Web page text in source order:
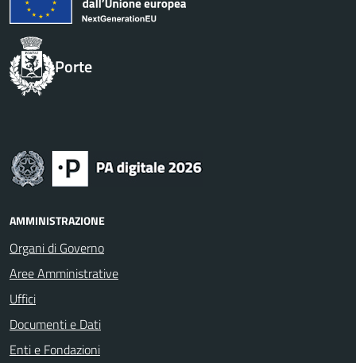
Porte
AMMINISTRAZIONE
Organi di Governo
Aree Amministrative
Uffici
Documenti e Dati
Enti e Fondazioni